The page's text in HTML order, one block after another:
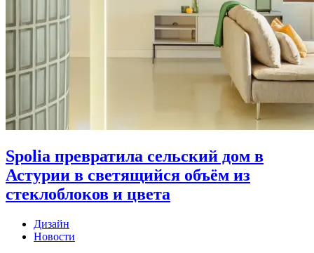
Spolia превратила сельский дом в
Астурии в светящийся объём из
стеклоблоков и цвета
Дизайн
Новости